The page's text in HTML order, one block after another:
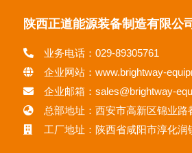
陕西正道能源装备制造有限公司
业务电话：029-89305761
企业网站：www.brightway-
企业邮箱：sales@brightway-
总部地址：西安市高新区锦业路
工厂地址：陕西省咸阳市淳化润